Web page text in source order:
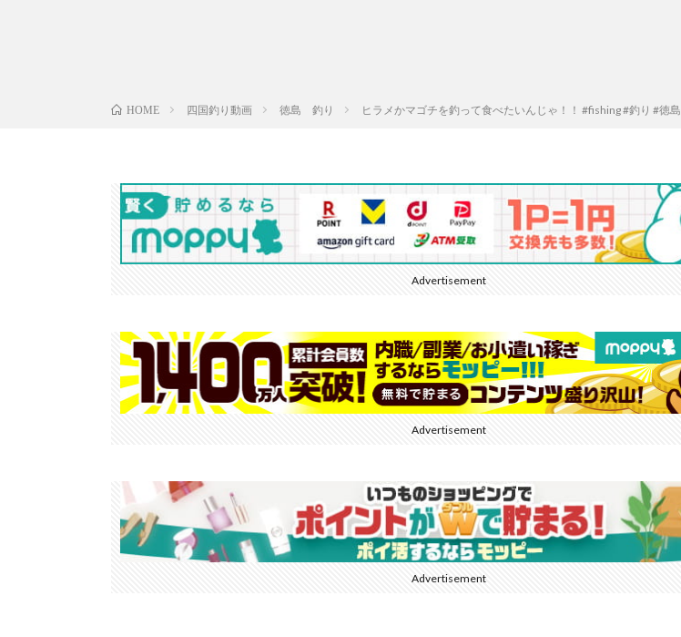
HOME 四国釣り動画 徳島 釣り ヒラメかマゴチを釣って食べたいんじゃ！！ #fishing #釣り #徳島
Advertisement
Advertisement
Advertisement